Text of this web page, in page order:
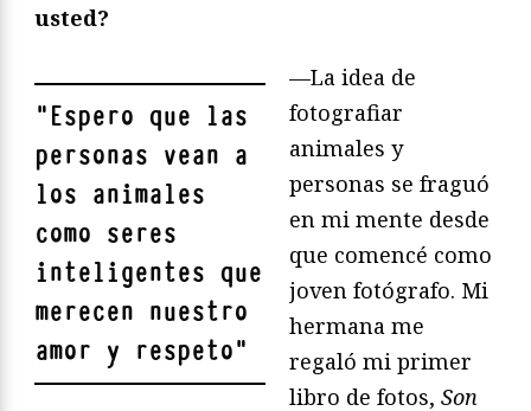
usted?
"Espero que las
personas vean a
los animales
como seres
inteligentes que
merecen nuestro
amor y respeto"
—La idea de
fotografiar
animales y
personas se fraguó
en mi mente desde
que comencé como
joven fotógrafo. Mi
hermana me
regaló mi primer
libro de fotos, Son